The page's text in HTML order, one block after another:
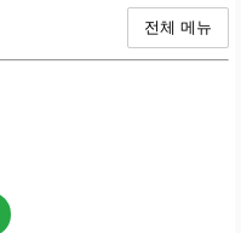
전체 메뉴